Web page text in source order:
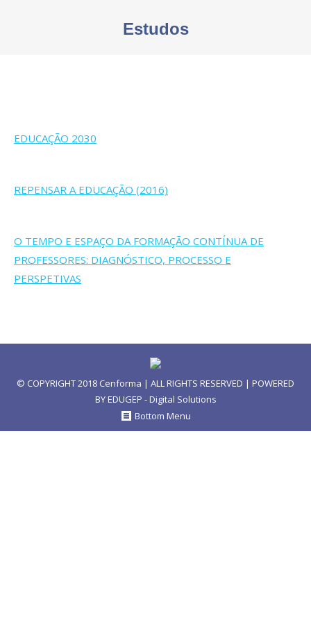
Estudos
EDUCAÇÃO 2030
REPENSAR A EDUCAÇÃO (2016)
O TEMPO E ESPAÇO DA FORMAÇÃO CONTÍNUA DE
PROFESSORES: DIAGNÓSTICO, PROCESSO E
PERSPETIVAS
© COPYRIGHT 2018 Cenforma | ALL RIGHTS RESERVED | POWERED
BYEDUGEP - Digital Solutions
Bottom Menu